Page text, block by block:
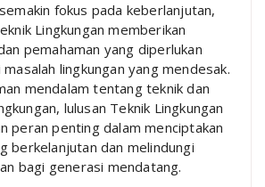
fokus pada keberlanjutan,
Lingkungan memberikan
pemahaman yang diperlukan
lingkungan yang mendesak.
mendalam tentang teknik dan
lulusan Teknik Lingkungan
peran penting dalam menciptakan
berkelanjutan dan melindungi
bagi generasi mendatang.